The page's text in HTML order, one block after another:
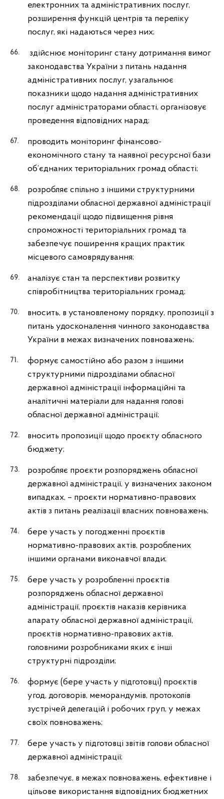
електронних та адміністративних послуг,
розширення функцій центрів та переліку
послуг, які надаються через них;
здійснює моніторинг стану дотримання вимог
законодавства України з питань надання
адміністративних послуг, узагальнює
показники щодо надання адміністративних
послуг адміністраторами області, організовує
проведення відповідних нарад;
проводить моніторинг фінансово-
економічного стану та наявної ресурсної бази
об’єднаних територіальних громад області;
розробляє спільно з іншими структурними
підрозділами обласної державної адміністрації
рекомендації щодо підвищення рівня
спроможності територіальних громад та
забезпечує поширення кращих практик
місцевого самоврядування;
аналізує стан та перспективи розвитку
співробітництва територіальних громад;
вносить, в установленому порядку, пропозиції з
питань удосконалення чинного законодавства
України в межах визначених повноважень;
формує самостійно або разом з іншими
структурними підрозділами обласної
державної адміністрації інформаційні та
аналітичні матеріали для надання голові
обласної державної адміністрації;
вносить пропозиції щодо проєкту обласного
бюджету;
розробляє проєкти розпоряджень обласної
державної адміністрації, у визначених законом
випадках, – проєкти нормативно-правових
актів з питань реалізації власних повноважень;
бере участь у погодженні проєктів
нормативно-правових актів, розроблених
іншими органами виконавчої влади;
бере участь у розробленні проєктів
розпоряджень обласної державної
адміністрації, проєктів наказів керівника
апарату обласної державної адміністрації,
проєктів нормативно-правових актів,
головними розробниками яких є інші
структурні підрозділи;
формує (бере участь у підготовці) проєктів
угод, договорів, меморандумів, протоколів
зустрічей делегацій і робочих груп, у межах
своїх повноважень;
бере участь у підготовці звітів голови обласної
державної адміністрації;
забезпечує, в межах повноважень, ефективне і
цільове використання відповідних бюджетних